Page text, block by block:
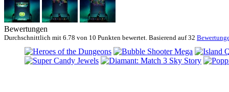
Bewertungen
Durchschnittlich mit 6.78 von 10 Punkten bewertet. Basierend auf32